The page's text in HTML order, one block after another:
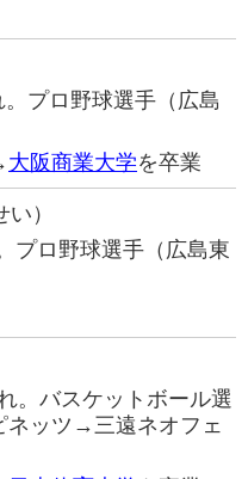
プロ野球選手（広島
大阪商業大学を卒業
）
プロ野球選手（広島東
。バスケットボール選
ネッツ→三遠ネオフェ